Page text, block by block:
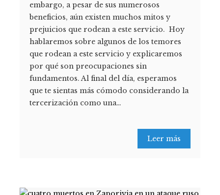
embargo, a pesar de sus numerosos
beneficios, aún existen muchos mitos y
prejuicios que rodean a este servicio. Hoy
hablaremos sobre algunos de los temores
que rodean a este servicio y explicaremos
por qué son preocupaciones sin
fundamentos. Al final del día, esperamos
que te sientas más cómodo considerando la
tercerización como una…
Leer más